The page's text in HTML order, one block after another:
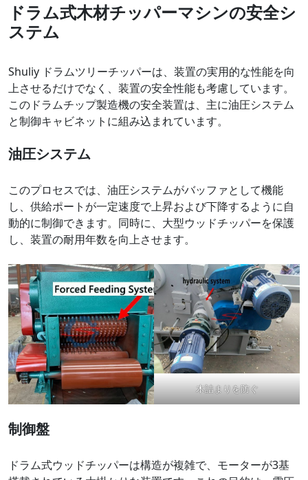
ドラム式木材チッパーマシンの安全シ
ステム
Shuliy ドラムツリーチッパーは、装置の実用的な性能を向
上させるだけでなく、装置の安全性能も考慮しています。
このドラムチップ製造機の安全装置は、主に油圧システム
と制御キャビネットに組み込まれています。
油圧システム
このプロセスでは、油圧システムがバッファとして機能
し、供給ポートが一定速度で上昇および下降するように自
動的に制御できます。同時に、大型ウッドチッパーを保護
し、装置の耐用年数を向上させます。
木詰まりを防ぐ
制御盤
ドラム式ウッドチッパーは構造が複雑で、モーターが3基